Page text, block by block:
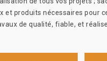
et produits nécessaires pour
de qualité, fiable, et